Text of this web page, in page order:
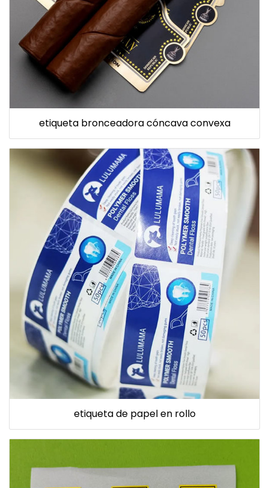
etiqueta bronceadora cóncava convexa
etiqueta de papel en rollo